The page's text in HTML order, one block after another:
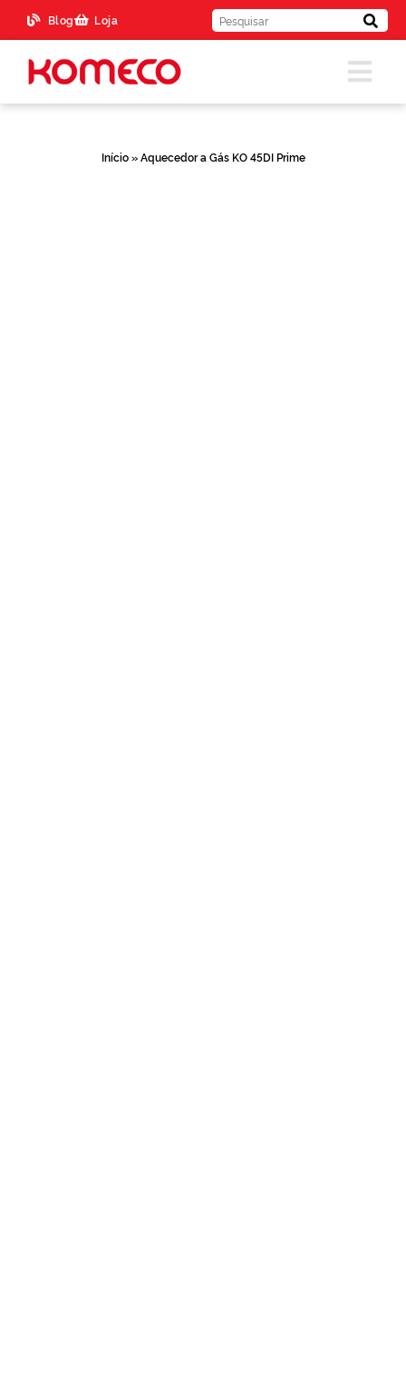
Blog Loja
Início»Aquecedor a Gás KO 45DI Prime